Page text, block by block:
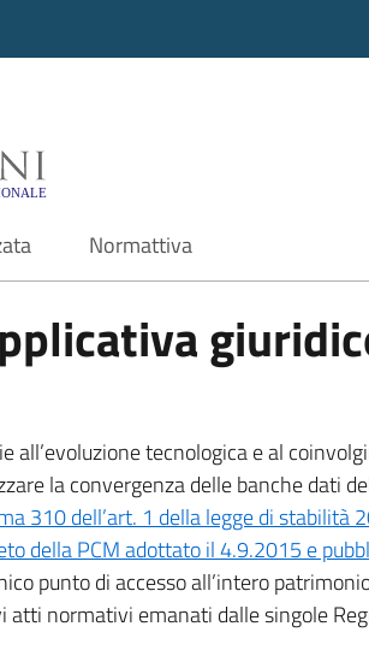
di
Normattiva
all’evoluzione tecnologica e al
la convergenza delle banche dati
310 dell’art. 1 della legge di stabilità
della PCM adottato il 4.9.2015 e
punto di accesso all’intero
atti normativi emanati dalle singole